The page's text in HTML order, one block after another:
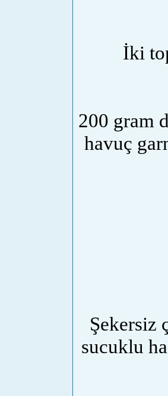
İki
200 gram
havuç
Şekersiz
sucuklu